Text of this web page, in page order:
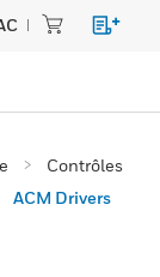
Contrôles
ACM Drivers